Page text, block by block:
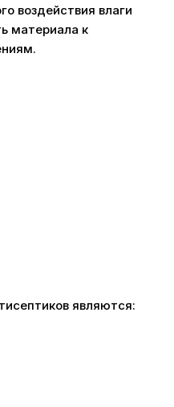
воздействия влаги
материала к
являются: